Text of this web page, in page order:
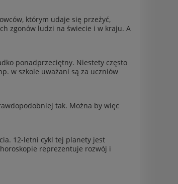
którym udaje się przeżyć,
zgonów ludzi na świecie i w kraju. A
pon­ad­prze­ciętny. Niestety często
w szkole uważani są za uczniów
tak. Można by więc
12-letni cykl tej plan­ety jest
reprezen­tuje rozwój i